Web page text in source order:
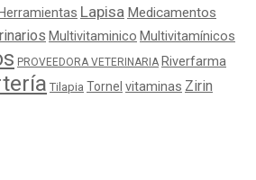
Herramientas Lapisa Medicamentos
Multivitaminico Multivitamínicos
PROVEEDORA VETERINARIA Riverfarma
Tilapia Tornel vitaminas Zirin